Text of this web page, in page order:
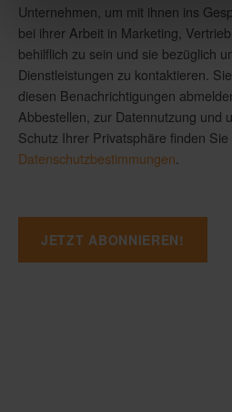
Unternehmen, um mit ihnen ins
bei ihrer Arbeit in Marketing,
behilflich zu sein und sie bezüglich
Dienstleistungen zu kontaktieren.
diesen Benachrichtigungen
Abbestellen, zur Datennutzung und
Schutz Ihrer Privatsphäre finden
Datenschutzbestimmungen